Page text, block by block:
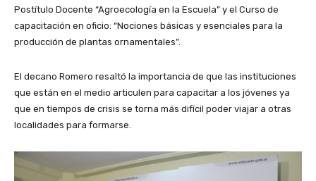
Postítulo Docente “Agroecología en la Escuela” y el Curso de
capacitación en oficio: “Nociones básicas y esenciales para la
producción de plantas ornamentales”.
El decano Romero resaltó la importancia de que las instituciones
que están en el medio articulen para capacitar a los jóvenes ya
que en tiempos de crisis se torna más difícil poder viajar a otras
localidades para formarse.